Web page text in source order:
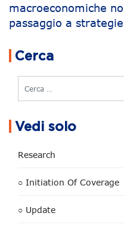
macroeconomiche
passaggio a
Cerca
Cerca
Vedi solo
Research
○ Initiation Of Coverage
○ Update